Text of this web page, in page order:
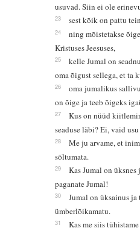
usuvad. Siin ei ole
23 sest kõik on pattu
24
ning mõistetakse
Kristuses Jeesuses,
25
kelle Jumal on
oma õigust sellega, et ta
26
oma jumalikus
on õige ja teeb õigeks
27
Kus on nüüd
seaduse läbi? Ei, vaid
28
Me ju arvame, et
sõltumata.
29
Kas Jumal on
paganate Jumal!
30
Jumal on üksainus
ümberlõikamatu.
31 Kas me siis